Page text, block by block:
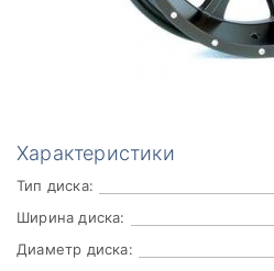
Характеристики
Тип диска:
Ширина диска:
Диаметр диска: